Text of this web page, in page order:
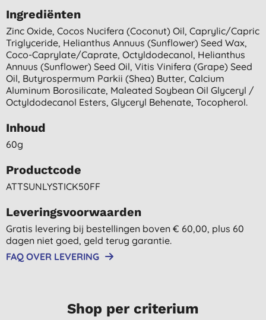
Ingrediënten
Zinc Oxide, Cocos Nucifera (coconut) Oil, Caprylic/capric
Triglyceride, Helianthus Annuus (sunflower) Seed Wax,
Coco-Caprylate/caprate, Octyldodecanol, Helianthus
Annuus (sunflower) Seed Oil, Vitis Vinifera (grape) Seed
Oil, Butyrospermum Parkii (shea) Butter, Calcium
Aluminum Borosilicate, Maleated Soybean Oil Glyceryl /
Octyldodecanol Esters, Glyceryl Behenate, Tocopherol.
Inhoud
60g
Productcode
ATTSUNLYSTICK50FF
Leveringsvoorwaarden
Gratis levering bij bestellingen boven € 60,00, plus 60
dagen niet goed, geld terug garantie.
FAQ OVER LEVERING
Shop per criterium